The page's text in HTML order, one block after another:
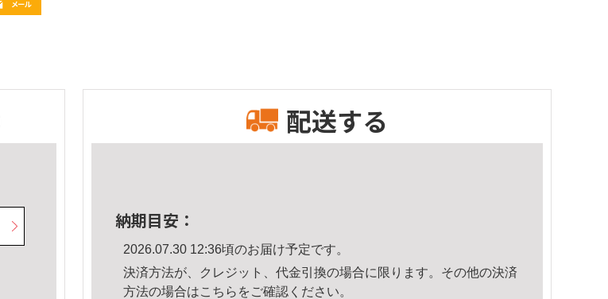
配送する
納期目安：
2026.07.30 12:36頃のお届け予定です。
決済方法が、クレジット、代金引換の場合に限ります。その他の決済
方法の場合はこちら をご確認ください。